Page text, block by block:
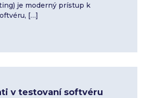
je moderný prístup k
[…]
v testovaní softvéru